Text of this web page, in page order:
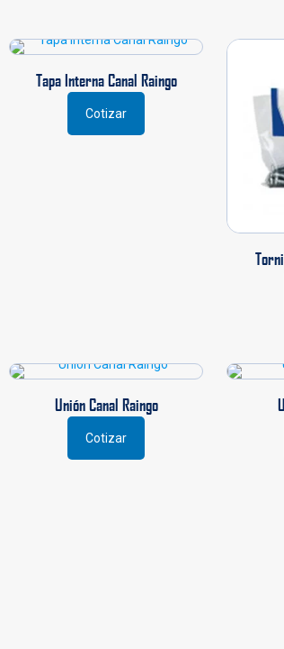
Tapa Interna Canal Raingo
Cotizar
Unión Canal Raingo
Cotizar